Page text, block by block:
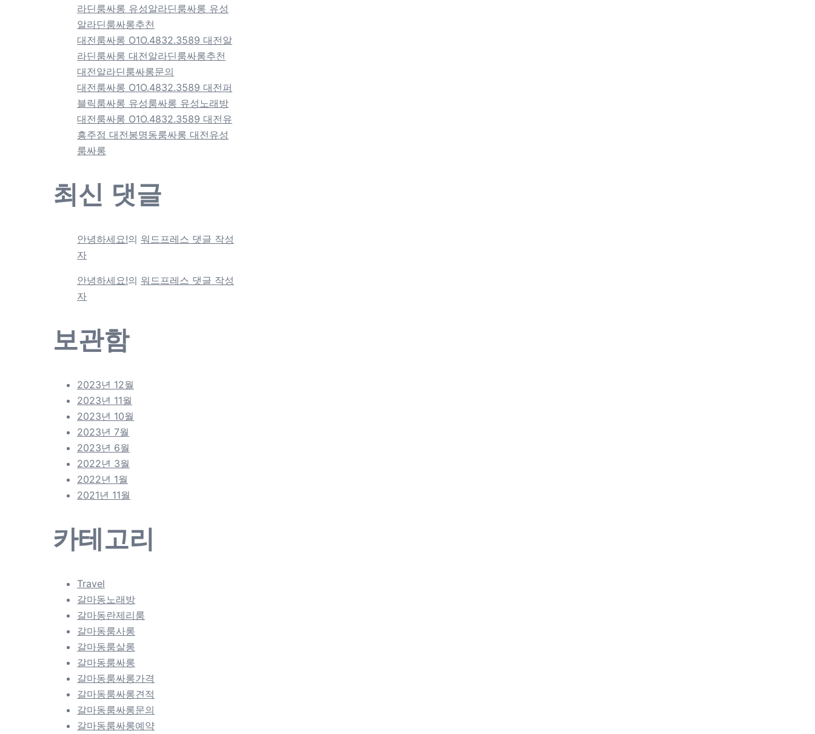
라딘룸싸롱 유성알라딘룸싸롱 유성
알라딘룸싸롱추천
대전룸싸롱 O1O.4832.3589 대전알
라딘룸싸롱 대전알라딘룸싸롱추천
대전알라딘룸싸롱문의
대전룸싸롱 O1O.4832.3589 대전퍼
블릭룸싸롱 유성룸싸롱 유성노래방
대전룸싸롱 O1O.4832.3589 대전유
흥주점 대전봉명동룸싸롱 대전유성
룸싸롱
최신 댓글
안녕하세요!의 워드프레스 댓글 작성
자
안녕하세요!의 워드프레스 댓글 작성
자
보관함
2023년 12월
2023년 11월
2023년 10월
2023년 7월
2023년 6월
2022년 3월
2022년 1월
2021년 11월
카테고리
Travel
갈마동노래방
갈마동란제리룸
갈마동룸사롱
갈마동룸살롱
갈마동룸싸롱
갈마동룸싸롱가격
갈마동룸싸롱견적
갈마동룸싸롱문의
갈마동룸싸롱예약